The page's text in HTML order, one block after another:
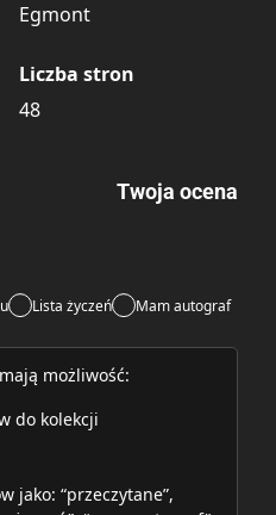
Egmont
Liczba stron
48
Twoja ocena
Lista życzeń Mam autograf
możliwość:
do kolekcji
jako: “przeczytane”,